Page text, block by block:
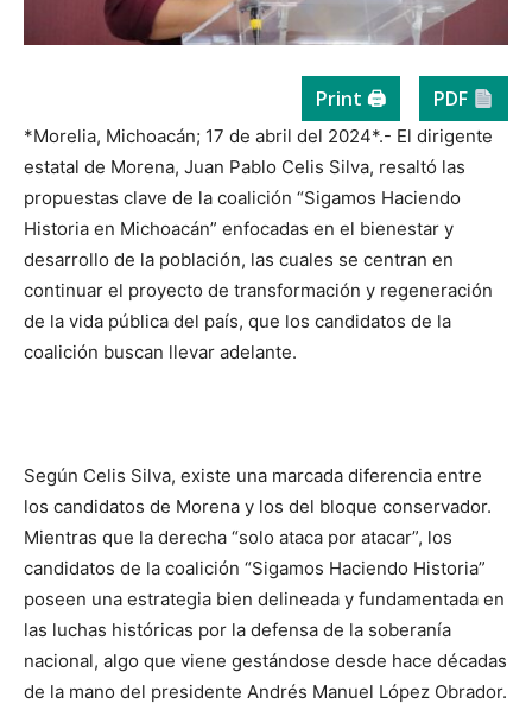
Print 🖨 PDF
*Morelia, Michoacán; 17 de abril del 2024*.- El dirigente
estatal de Morena, Juan Pablo Celis Silva, resaltó las
propuestas clave de la coalición “Sigamos Haciendo
Historia en Michoacán” enfocadas en el bienestar y
desarrollo de la población, las cuales se centran en
continuar el proyecto de transformación y regeneración
de la vida pública del país, que los candidatos de la
coalición buscan llevar adelante.
Según Celis Silva, existe una marcada diferencia entre
los candidatos de Morena y los del bloque conservador.
Mientras que la derecha “solo ataca por atacar”, los
candidatos de la coalición “Sigamos Haciendo Historia”
poseen una estrategia bien delineada y fundamentada en
las luchas históricas por la defensa de la soberanía
nacional, algo que viene gestándose desde hace décadas
de la mano del presidente Andrés Manuel López Obrador.